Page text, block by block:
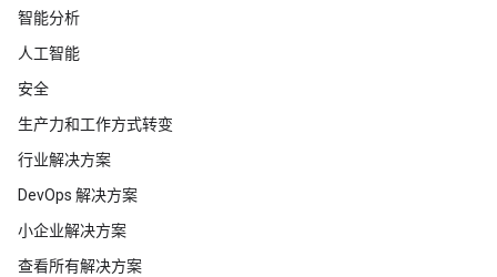
智能分析
人工智能
安全
生产力和工作方式转变
行业解决方案
DevOps 解决方案
小企业解决方案
查看所有解决方案